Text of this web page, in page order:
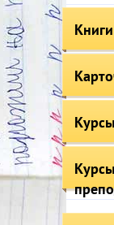
Книги